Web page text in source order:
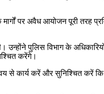
पर अवैध आयोजन पूरी तरह
उन्होंने पुलिस विभाग के
करेंगे।
से कार्य करें और सुनिश्चित करें कि